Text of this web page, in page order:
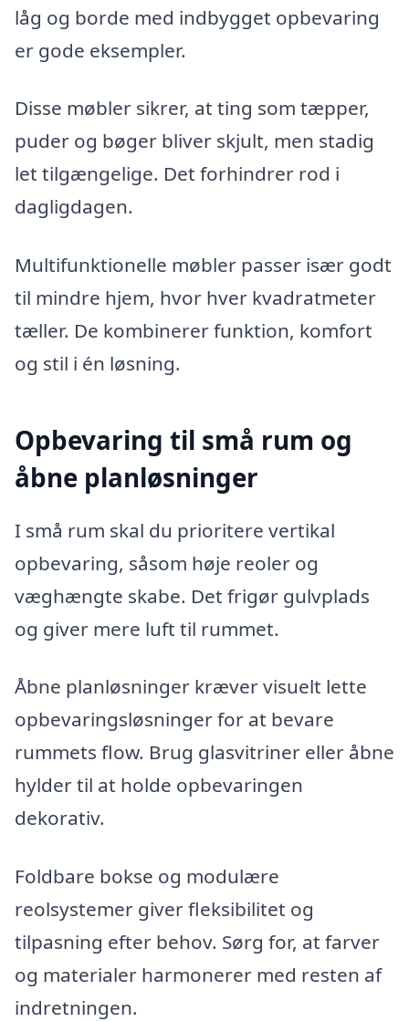
låg og borde med indbygget opbevaring
er gode eksempler.
Disse møbler sikrer, at ting som tæpper,
puder og bøger bliver skjult, men stadig
let tilgængelige. Det forhindrer rod i
dagligdagen.
Multifunktionelle møbler passer især godt
til mindre hjem, hvor hver kvadratmeter
tæller. De kombinerer funktion, komfort
og stil i én løsning.
Opbevaring til små rum og
åbne planløsninger
I små rum skal du prioritere vertikal
opbevaring, såsom høje reoler og
væghængte skabe. Det frigør gulvplads
og giver mere luft til rummet.
Åbne planløsninger kræver visuelt lette
opbevaringsløsninger for at bevare
rummets flow. Brug glasvitriner eller åbne
hylder til at holde opbevaringen
dekorativ.
Foldbare bokse og modulære
reolsystemer giver fleksibilitet og
tilpasning efter behov. Sørg for, at farver
og materialer harmonerer med resten af
indretningen.